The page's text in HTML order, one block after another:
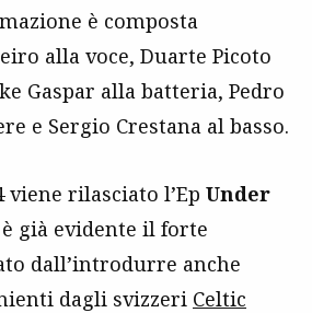
è composta
alla voce, Duarte Picoto
Gaspar alla batteria, Pedro
e Sergio Crestana al basso.
viene rilasciato l’Ep Under
è già evidente il forte
dall’introdurre anche
dagli svizzeri Celtic